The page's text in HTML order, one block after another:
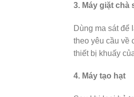
3. Máy giặt chà
Dùng ma sát để
theo yêu cầu về
thiết bị khuấy
4. Máy tạo hạt